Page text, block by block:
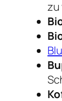
zu